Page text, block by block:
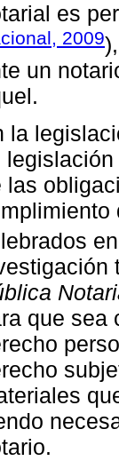
es
2009
un
la
las
que sea